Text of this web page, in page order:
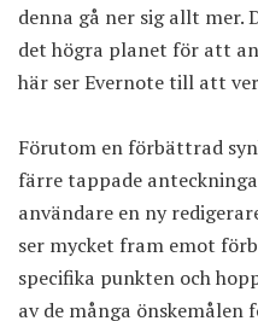
denna gå ner sig allt mer.
det högra planet för att
här ser Evernote till att
Förutom en förbättrad
färre tappade
användare en ny
ser mycket fram emot
specifika punkten och
av de många önskemålen